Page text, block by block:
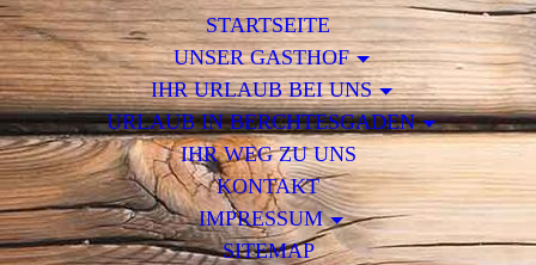
STARTSEITE
UNSER GASTHOF
IHR URLAUB BEI UNS
URLAUB IN BERCHTESGADEN
IHR WEG ZU UNS
KONTAKT
IMPRESSUM
SITEMAP